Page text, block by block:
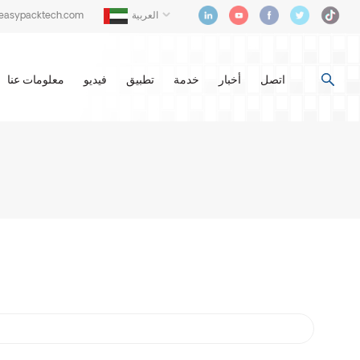
العربية
معلومات عنا فيديو تطبيق خدمة أخبار اتصل